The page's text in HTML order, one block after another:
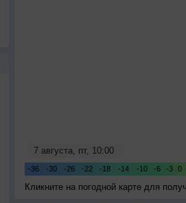
Кликните на погодной карте для